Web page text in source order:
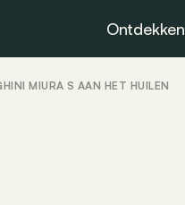
Ontdekken
MIURA S AAN HET HUILEN